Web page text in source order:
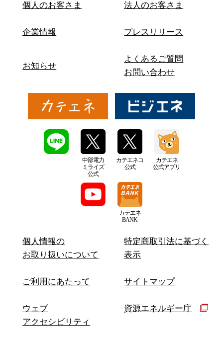
個人のお客さま 法人のお客さま
企業情報 プレスリリース
お知らせ
よくあるご質問
お問い合わせ
中部電力
ミライズ
公式
カテエネコ
公式
カテエネ
公式アプリ
カテエネ
BANK
個人情報の
お取り扱いについて
特定商取引法に基づく
表示
ご利用にあたって サイトマップ
ウェブ
アクセシビリティ
資源エネルギー庁